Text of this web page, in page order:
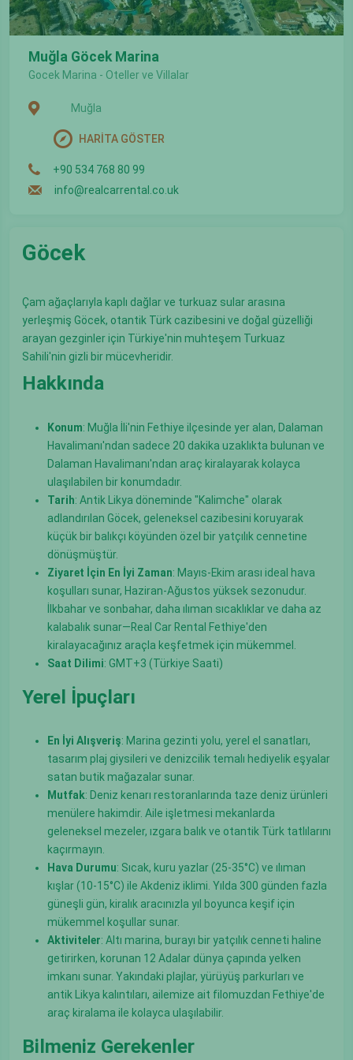
Göcek
Çam ağaçlarıyla kaplı dağlar ve turkuaz sular arasına
yerleşmiş Göcek, otantik Türk cazibesini ve doğal güzelliği
arayan gezginler için Türkiye'nin muhteşem Turkuaz
Sahili'nin gizli bir mücevheridir.
Hakkında
Konum: Muğla İli'nin Fethiye ilçesinde yer alan, Dalaman
Havalimanı'ndan sadece 20 dakika uzaklıkta bulunan ve
Dalaman Havalimanı'ndan araç kiralayarak kolayca
ulaşılabilen bir konumdadır.
Tarih: Antik Likya döneminde "Kalimche" olarak
adlandırılan Göcek, geleneksel cazibesini koruyarak
küçük bir balıkçı köyünden özel bir yatçılık cennetine
dönüşmüştür.
Ziyaret İçin En İyi Zaman: Mayıs-Ekim arası ideal hava
koşulları sunar, Haziran-Ağustos yüksek sezonudur.
İlkbahar ve sonbahar, daha ılıman sıcaklıklar ve daha az
kalabalık sunar—Real Car Rental Fethiye'den
kiralayacağınız araçla keşfetmek için mükemmel.
Saat Dilimi: GMT+3 (Türkiye Saati)
Yerel İpuçları
En İyi Alışveriş: Marina gezinti yolu, yerel el sanatları,
tasarım plaj giysileri ve denizcilik temalı hediyelik eşyalar
satan butik mağazalar sunar.
Mutfak: Deniz kenarı restoranlarında taze deniz ürünleri
menülere hakimdir. Aile işletmesi mekanlarda
geleneksel mezeler, ızgara balık ve otantik Türk tatlılarını
kaçırmayın.
Hava Durumu: Sıcak, kuru yazlar (25-35°C) ve ılıman
kışlar (10-15°C) ile Akdeniz iklimi. Yılda 300 günden fazla
güneşli gün, kiralık aracınızla yıl boyunca keşif için
mükemmel koşullar sunar.
Aktiviteler: Altı marina, burayı bir yatçılık cenneti haline
getirirken, korunan 12 Adalar dünya çapında yelken
imkanı sunar. Yakındaki plajlar, yürüyüş parkurları ve
antik Likya kalıntıları, ailemize ait filomuzdan Fethiye'de
araç kiralama ile kolayca ulaşılabilir.
Bilmeniz Gerekenler
Muğla Göcek Marina
Gocek Marina - Oteller ve Villalar
Muğla
HARİTA GÖSTER
+90 534 768 80 99
info@realcarrental.co.uk